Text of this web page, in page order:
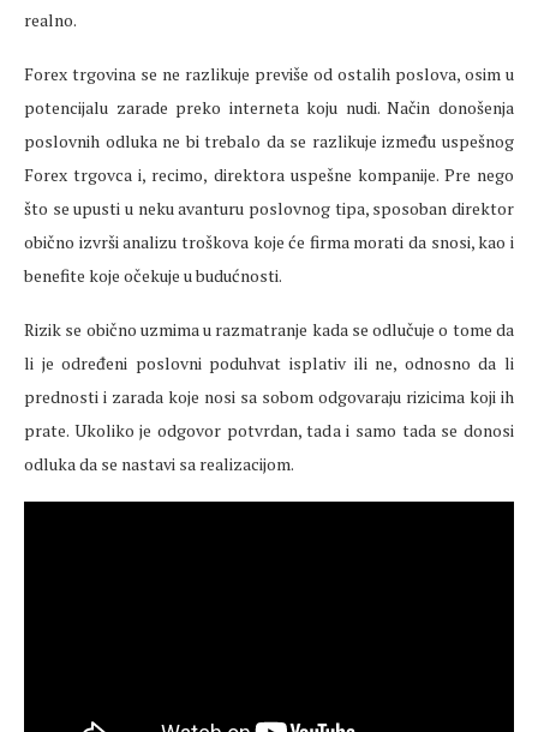
realno.
Forex trgovina se ne razlikuje previše od ostalih poslova, osim u
potencijalu zarade preko interneta koju nudi. Način donošenja
poslovnih odluka ne bi trebalo da se razlikuje između uspešnog
Forex trgovca i, recimo, direktora uspešne kompanije. Pre nego
što se upusti u neku avanturu poslovnog tipa, sposoban direktor
obično izvrši analizu troškova koje će firma morati da snosi, kao i
benefite koje očekuje u budućnosti.
Rizik se obično uzmima u razmatranje kada se odlučuje o tome da
li je određeni poslovni poduhvat isplativ ili ne, odnosno da li
prednosti i zarada koje nosi sa sobom odgovaraju rizicima koji ih
prate. Ukoliko je odgovor potvrdan, tada i samo tada se donosi
odluka da se nastavi sa realizacijom.